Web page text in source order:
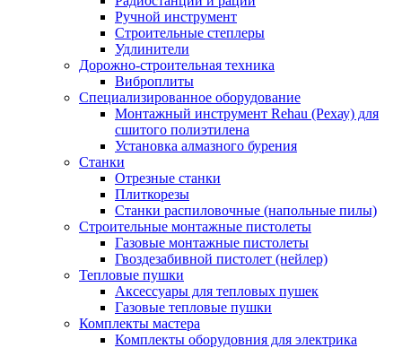
Ручной инструмент
Строительные степлеры
Удлинители
Дорожно-строительная техника
Виброплиты
Специализированное оборудование
Монтажный инструмент Rehau (Рехау) для
сшитого полиэтилена
Установка алмазного бурения
Станки
Отрезные станки
Плиткорезы
Станки распиловочные (напольные пилы)
Строительные монтажные пистолеты
Газовые монтажные пистолеты
Гвоздезабивной пистолет (нейлер)
Тепловые пушки
Аксессуары для тепловых пушек
Газовые тепловые пушки
Комплекты мастера
Комплекты оборудовния для электрика